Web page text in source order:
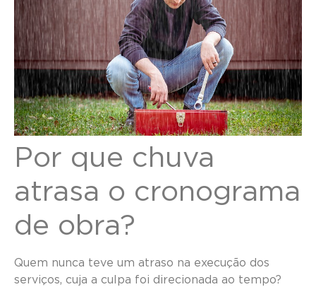
Por que chuva
atrasa o cronograma
de obra?
Quem nunca teve um atraso na execução dos
serviços, cuja a culpa foi direcionada ao tempo?